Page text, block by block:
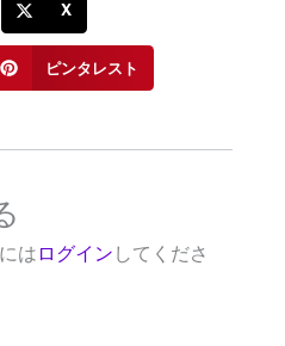
X
ピンタレスト
は ログイン してくださ